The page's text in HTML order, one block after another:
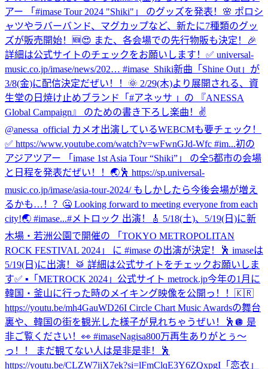
アー 「#imase Tour 2024 "Shiki"」 のグッズを発表！🌸 ポロシ
ャツやラバーバンド、マグカップなど、新たに7種類のグッ
ズが販売開始！🆕😍 また、各会場での先行物販も決定！🎉
詳細は公式サイトのチェックをお願いします！✅ universal-
music.co.jp/imase/news/202… #imase_Shiki新曲「Shine Out」が
3/8(金)に配信決定だぜい！！🌞 2/29(木)より展開される、資
生堂の日焼け止めブランド「#アネッサ 」の 『ANESSA
Global Campaign』 のための書き下ろし楽曲！✌️
@anessa_official カメオ出演しているWEBCMも要チェック！
✅ https://www.youtube.com/watch?v=wFwnGJd-Wfc #im...初の
アジアツアー 「imase 1st Asia Tour “Shiki”」 の全5都市の会場
と日程を発表だぜい！！🌏🕺 https://sp.universal-
music.co.jp/imase/asia-tour-2024/ もしかしたら今後会場が増え
るかも…！？🤐 Looking forward to meeting everyone from each
city!🌏 #imase...#メトロック 出演！🎸 5/18(土)、5/19(日)に新
木場・若洲公園で開催の 「TOKYO METROPOLITAN
ROCK FESTIVAL 2024」 に #imase の出演が決定！🕺 imaseは
5/19(日)に出演！🥁 詳細は公式サイトをチェックお願いしま
す✅ ▪︎「METROCK 2024」公式サイト metrock.jp今年の1月に
韓国・釜山に行った時のメイキング映像を公開っ！！🇰🇷
https://youtu.be/mh4GauWD26I Circle Chart Music Awardsの舞台
裏や、韓国の街を観光した様子が見れちゃうぜい！🕺🪩 是
非ご覧ください！👀 #imaseNagisa800万再生ありがとぅ〜
っ！！ まだ観てない人は是非是非！🕺
https://youtu.be/CLZW7ijX7ek?si=lFmClqE3Y6ZQxpgI 「恋衣」